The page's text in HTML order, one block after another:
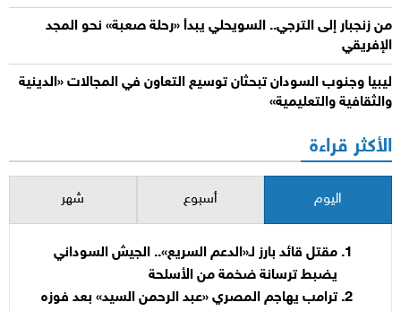
من زنجبار إلى الترجي.. السويحلي يبدأ «رحلة صعبة» نحو المجد
الإفريقي
ليبيا وجنوب السودان تبحثان توسيع التعاون في المجالات «الدينية
والثقافية والتعليمية»
الأكثر قراءة
اليوم أسبوع شهر
مقتل قائد بارز لـ«الدعم السريع».. الجيش السوداني
يضبط ترسانة ضخمة من الأسلحة
ترامب يهاجم المصري «عبد الرحمن السيد» بعد فوزه